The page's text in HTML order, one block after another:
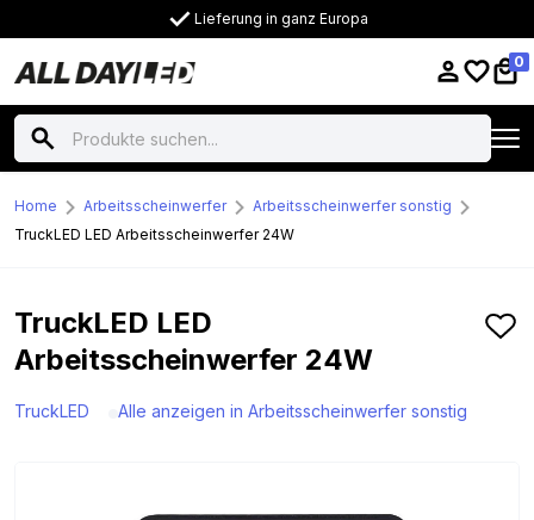
Lieferung in ganz Europa
0
Home Arbeitsscheinwerfer
Arbeitsscheinwerfer sonstig
TruckLED LED Arbeitsscheinwerfer 24W
TruckLED LED
Arbeitsscheinwerfer 24W
TruckLED Alle anzeigen in Arbeitsscheinwerfer sonstig